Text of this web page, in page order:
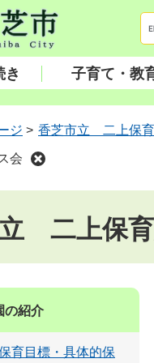
ー
ワ
ー
索
き 子育て・教
ジ > 香芝市立 二上保
会
二上保
の紹介
育目標・具体的保